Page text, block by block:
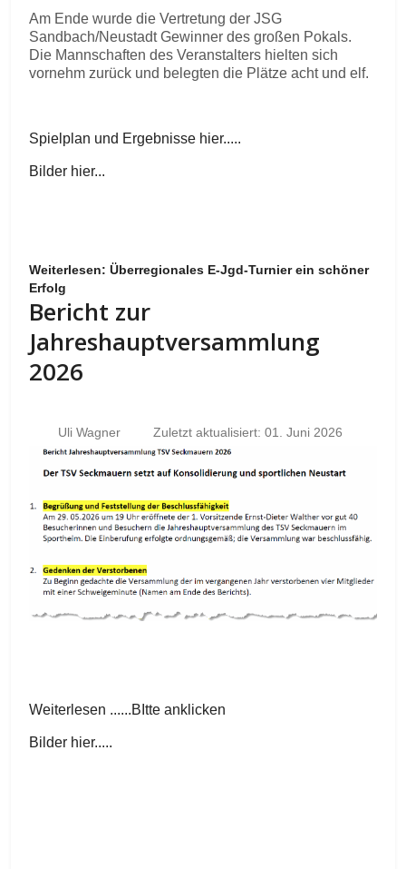
Am Ende wurde die Vertretung der JSG
Sandbach/Neustadt Gewinner des großen Pokals.
Die Mannschaften des Veranstalters hielten sich
vornehm zurück und belegten die Plätze acht und elf.
Spielplan und Ergebnisse hier.....
Bilder hier...
Weiterlesen: Überregionales E-Jgd-Turnier ein schöner
Erfolg
Bericht zur
Jahreshauptversammlung
2026
Uli Wagner Zuletzt aktualisiert: 01. Juni 2026
Weiterlesen ......BItte anklicken
Bilder hier.....